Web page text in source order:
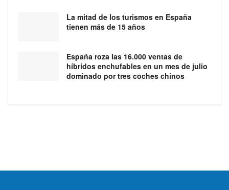
La mitad de los turismos en España
tienen más de 15 años
España roza las 16.000 ventas de
híbridos enchufables en un mes de julio
dominado por tres coches chinos